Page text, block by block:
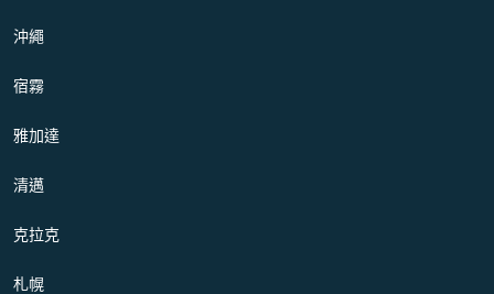
沖繩
宿霧
雅加達
清邁
克拉克
札幌